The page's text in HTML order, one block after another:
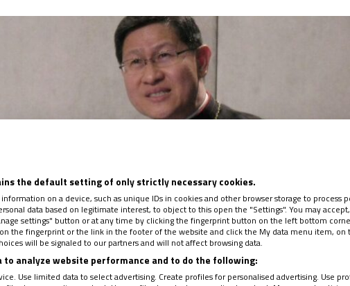
the default setting of only strictly necessary cookies.
on a device, such as unique IDs in cookies and other browser storage to process
data based on legitimate interest, to object to this open the "Settings". You may
settings" button or at any time by clicking the fingerprint button on the left bottom
the fingerprint or the link in the footer of the website and click the My data menu item, on
will be signaled to our partners and will not affect browsing data.
to analyze website performance and to do the following:
Use limited data to select advertising. Create profiles for personalised advertising. Use